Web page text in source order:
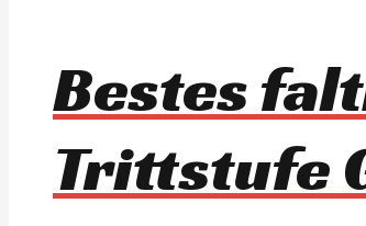
Bestes
Trittstufe